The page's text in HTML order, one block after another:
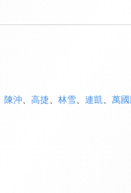
陳沖 高捷 林雪 連凱 萬